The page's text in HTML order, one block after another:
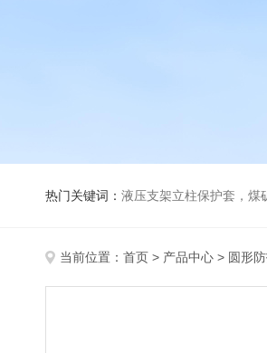
热门关键词： 液压支架立柱保护套，煤
当前位置： 首页 > 产品中心 > 圆形